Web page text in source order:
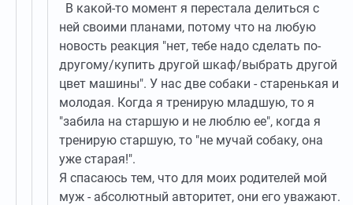
В какой-то момент я перестала делиться с
ней своими планами, потому что на любую
новость реакция "нет, тебе надо сделать по-
другому/купить другой шкаф/выбрать другой
цвет машины". У нас две собаки - старенькая и
молодая. Когда я тренирую младшую, то я
"забила на старшую и не люблю ее", когда я
тренирую старшую, то "не мучай собаку, она
уже старая!".
Я спасаюсь тем, что для моих родителей мой
муж - абсолютный авторитет, они его уважают.